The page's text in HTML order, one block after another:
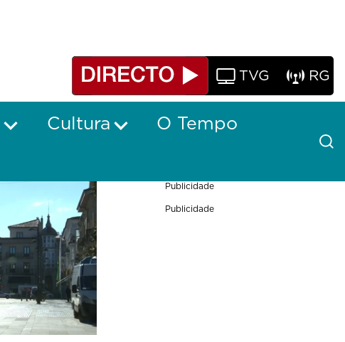
TVG RG
Cultura
O Tempo
Publicidade
Publicidade